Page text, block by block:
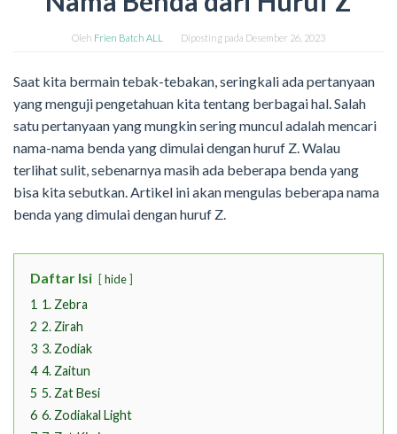
Oleh Frien Batch ALL Diposting pada Desember 26, 2023
Saat kita bermain tebak-tebakan, seringkali ada pertanyaan
yang menguji pengetahuan kita tentang berbagai hal. Salah
satu pertanyaan yang mungkin sering muncul adalah mencari
nama-nama benda yang dimulai dengan huruf Z. Walau
terlihat sulit, sebenarnya masih ada beberapa benda yang
bisa kita sebutkan. Artikel ini akan mengulas beberapa nama
benda yang dimulai dengan huruf Z.
Daftar Isi hide
1 1. Zebra
2 2. Zirah
3 3. Zodiak
4 4. Zaitun
5 5. Zat Besi
6 6. Zodiakal Light